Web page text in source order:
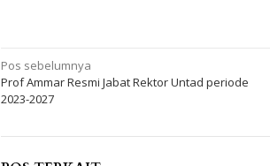
Navigasi
pos
Pos sebelumnya
Prof Ammar Resmi Jabat Rektor Untad periode
2023-2027